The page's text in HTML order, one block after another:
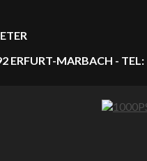
ERFURT-MARBACH -